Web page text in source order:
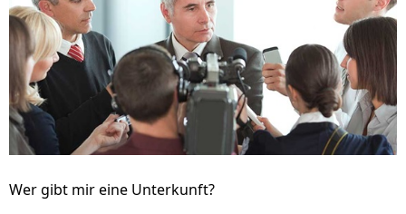
Wer gibt mir eine Unterkunft?